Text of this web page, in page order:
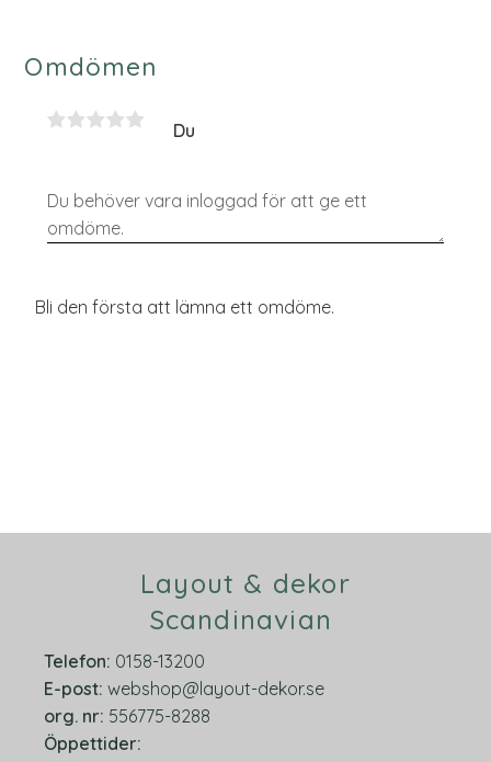
Omdömen
Du
Bli den första att lämna ett omdöme.
Layout & dekor
Scandinavian
Telefon: 0158-13200
E-post: webshop@layout-dekor.se
org. nr: 556775-8288
Öppettider: